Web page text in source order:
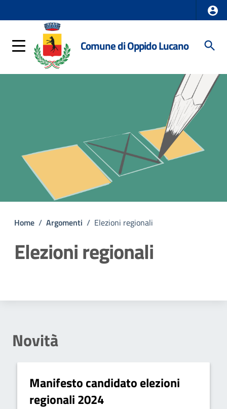
Comune di Oppido Lucano
Home / Argomenti / Elezioni regionali
Elezioni regionali
Novità
Manifesto candidato elezioni
regionali 2024